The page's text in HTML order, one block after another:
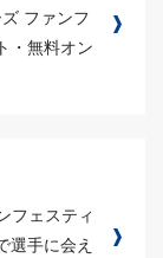
ファンフ
・無料オン
フェスティ
選手に会え